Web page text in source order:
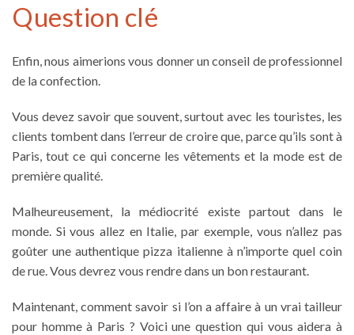
Question clé
Enfin, nous aimerions vous donner un conseil de professionnel
de la confection.
Vous devez savoir que souvent, surtout avec les touristes, les
clients tombent dans l’erreur de croire que, parce qu’ils sont à
Paris, tout ce qui concerne les vêtements et la mode est de
première qualité.
Malheureusement, la médiocrité existe partout dans le
monde. Si vous allez en Italie, par exemple, vous n’allez pas
goûter une authentique pizza italienne à n’importe quel coin
de rue. Vous devrez vous rendre dans un bon restaurant.
Maintenant, comment savoir si l’on a affaire à un vrai tailleur
pour homme à Paris ? Voici une question qui vous aidera à